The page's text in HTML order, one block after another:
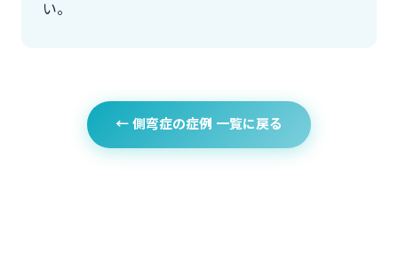
い。
← 側弯症の症例 一覧に戻る